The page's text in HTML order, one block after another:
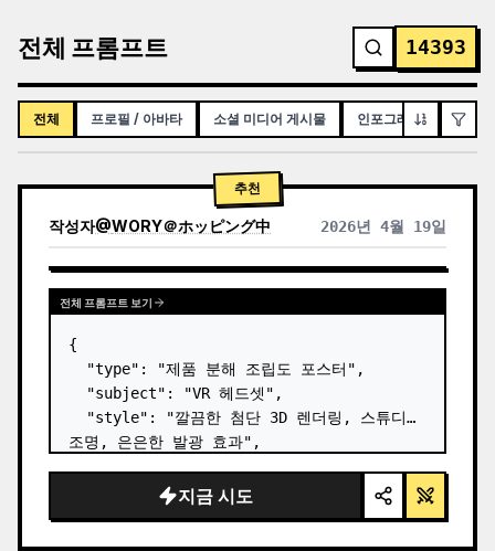
전체 프롬프트 14393
전체 프로필 / 아바타 소셜 미디어 게시물 인포그래픽 / 교육용 시
추천
작성자@WORY＠ホッピング中 2026년 4월 19일
전체 프롬프트 보기
{
  "type": "제품 분해 조립도 포스터",
  "subject": "VR 헤드셋",
  "style": "깔끔한 첨단 3D 렌더링, 스튜디오
조명, 은은한 발광 효과",
",
  "header": {
지금 시도